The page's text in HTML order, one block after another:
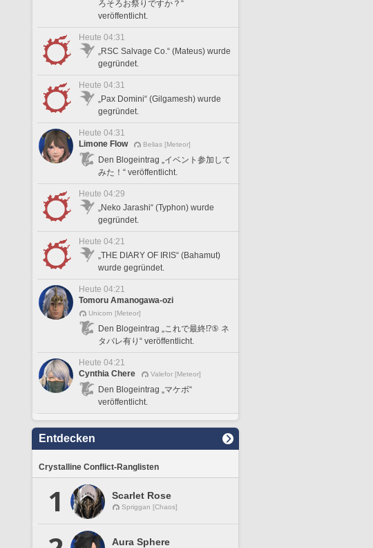
ろそろお祭りですか？“
veröffentlicht.
Heute 04:31
„RSC Salvage Co.“ (Mateus) wurde
gegründet.
Heute 04:31
„Pax Domini“ (Gilgamesh) wurde
gegründet.
Heute 04:31
Limone Flow
Belias [Meteor]
Den Blogeintrag „イベント参加して
みた！“ veröffentlicht.
Heute 04:29
„Neko Jarashi“ (Typhon) wurde
gegründet.
Heute 04:21
„THE DIARY OF IRIS“ (Bahamut)
wurde gegründet.
Heute 04:21
Tomoru Amanogawa-ozi
Unicorn [Meteor]
Den Blogeintrag „これで最終⁉️⑤ ネ
タバレ有り“ veröffentlicht.
Heute 04:21
Cynthia Chere
Valefor [Meteor]
Den Blogeintrag „マケボ“
veröffentlicht.
Entdecken
Crystalline Conflict-Ranglisten
1 Scarlet Rose
Spriggan [Chaos]
Aura Sphere